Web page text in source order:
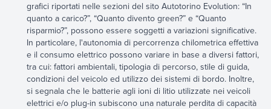
grafici riportati nelle sezioni del sito Autotorino Evolution: “In
quanto a carico?”, “Quanto divento green?” e “Quanto
risparmio?”, possono essere soggetti a variazioni significative.
In particolare, l'autonomia di percorrenza chilometrica effettiva
e il consumo elettrico possono variare in base a diversi fattori,
tra cui: fattori ambientali, tipologia di percorso, stile di guida,
condizioni del veicolo ed utilizzo dei sistemi di bordo. Inoltre,
si segnala che le batterie agli ioni di litio utilizzate nei veicoli
elettrici e/o plug-in subiscono una naturale perdita di capacità